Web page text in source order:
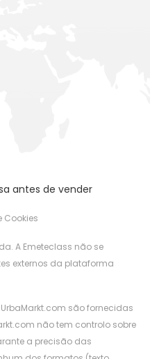
antes de vender
Cookies
A Emeteclass não se
externos da plataforma
são fornecidas
não tem controlo sobre
a precisão das